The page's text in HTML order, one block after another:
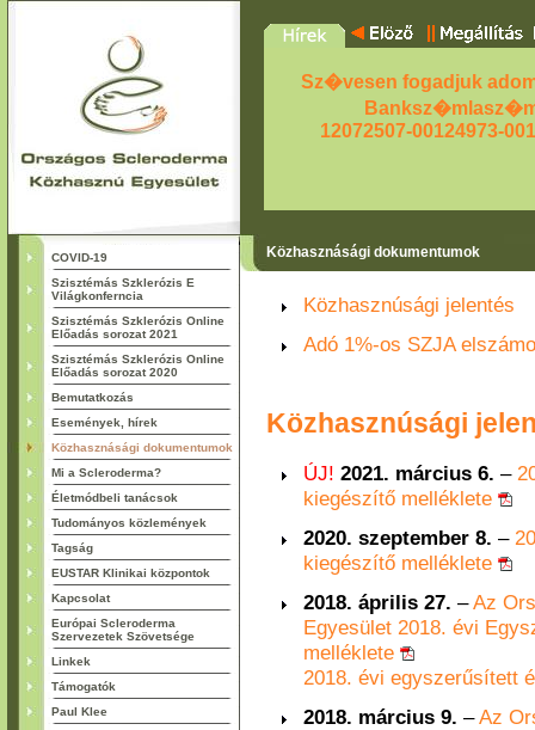
Sz�vesen fogadjuk
12072507-00124973-
COVID-19
Szisztémás Szklerózis E
Világkonferncia
Szisztémás Szklerózis Online
Előadás sorozat 2021
Szisztémás Szklerózis Online
Előadás sorozat 2020
Bemutatkozás
Események, hírek
Közhasznásági dokumentumok
Mi a Scleroderma?
Életmódbeli tanácsok
Tudományos közlemények
Tagság
EUSTAR Klinikai központok
Kapcsolat
Európai Scleroderma
Szervezetek Szövetsége
Linkek
Támogatók
Paul Klee
Közhasznásági dokumentumok
Közhasznúsági jelentés
Adó 1%-os SZJA
Közhasznúsági
ÚJ! 2021. március 6. –
kiegészítő melléklete
2020. szeptember 8. –
kiegészítő melléklete
2018. április 27. –Az
Egyesület 2018. évi
melléklete
2018. évi egyszerűsített
2018. március 9. –Az